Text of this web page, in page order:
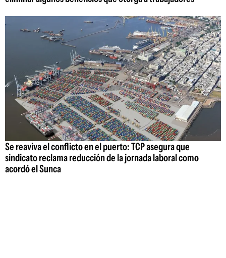
Se reaviva el conflicto en el puerto: TCP asegura que
sindicato reclama reducción de la jornada laboral como
acordó el Sunca